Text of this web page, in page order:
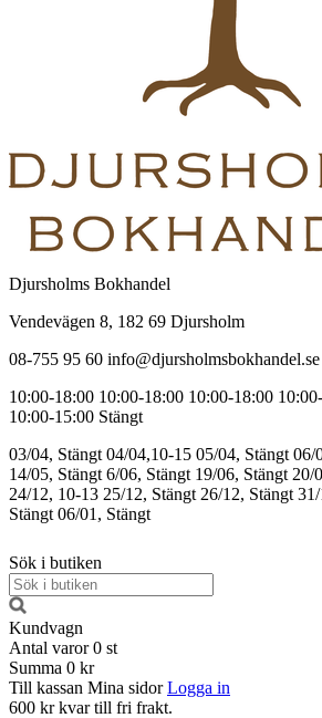
Djursholms Bokhandel
Vendevägen 8, 182 69 Djursholm
08-755 95 60 info@djursholmsbokhandel.se
10:00-18:00 10:00-18:00 10:00-18:00
10:00-15:00 Stängt
03/04, Stängt 04/04,10-15 05/04, Stängt 06/
14/05, Stängt 6/06, Stängt 19/06, Stängt 20/
24/12, 10-13 25/12, Stängt 26/12, Stängt
Stängt 06/01, Stängt
Sök i butiken
Kundvagn
Antal varor 0 st
Summa 0 kr
Till kassan Mina sidor Logga in
600 kr kvar till fri frakt.